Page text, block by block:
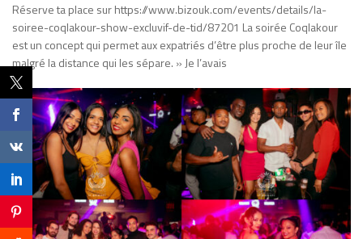
Réserve ta place sur https://www.bizouk.com/events/details/la-
soiree-coqlakour-show-excluvif-de-tid/87201 La soirée Coqlakour
est un concept qui permet aux expatriés d’être plus proche de leur île
malgré la distance qui les sépare. » Je l’avais